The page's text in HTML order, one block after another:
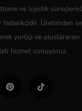
ve lojistik
tedarikçidir. Üretimden
yurtiçi ve uluslararası
hizmet sunuyoruz.